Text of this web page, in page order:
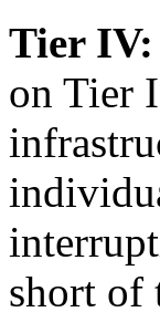
Tier IV:
on Tier
short of